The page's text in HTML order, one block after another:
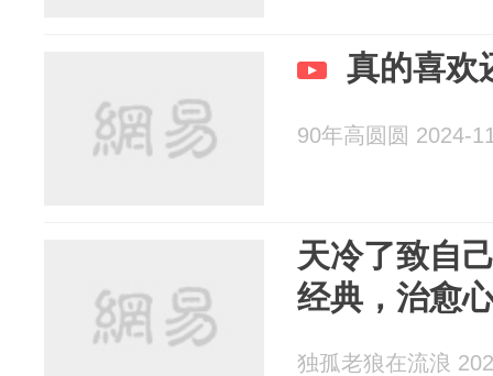
真的喜欢
90年高圆圆 2024-
天冷了致自
经典，治愈
独孤老狼在流浪